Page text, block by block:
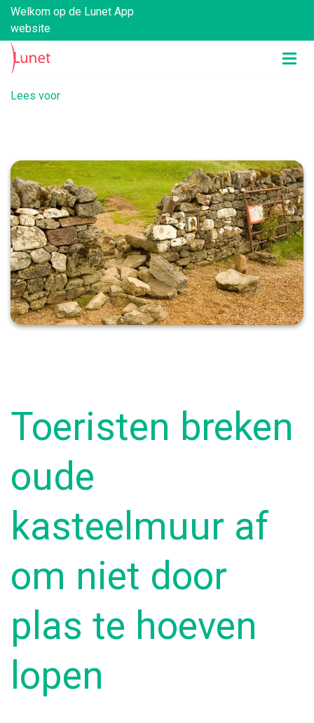
Welkom op de Lunet App
website
Lees voor
Toeristen breken
oude
kasteelmuur af
om niet door
plas te hoeven
lopen